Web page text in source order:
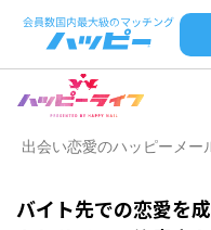
出会い恋愛のハッピーメー
バイト先での恋愛を